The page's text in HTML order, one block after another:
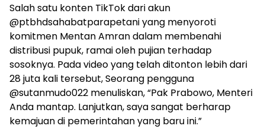
Salah satu konten TikTok dari akun
@ptbhdsahabatparapetani yang menyoroti
komitmen Mentan Amran dalam membenahi
distribusi pupuk, ramai oleh pujian terhadap
sosoknya. Pada video yang telah ditonton lebih dari
28 juta kali tersebut, Seorang pengguna
@sutanmudo022 menuliskan, “Pak Prabowo, Menteri
Anda mantap. Lanjutkan, saya sangat berharap
kemajuan di pemerintahan yang baru ini.”